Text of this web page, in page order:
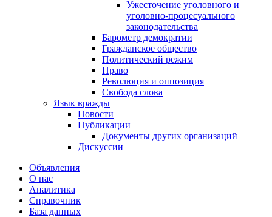
Ужесточение уголовного и
уголовно-процесуального
законодательства
Барометр демократии
Гражданское общество
Политический режим
Право
Революция и оппозиция
Свобода слова
Язык вражды
Новости
Публикации
Документы других организаций
Дискуссии
Объявления
О нас
Аналитика
Справочник
База данных